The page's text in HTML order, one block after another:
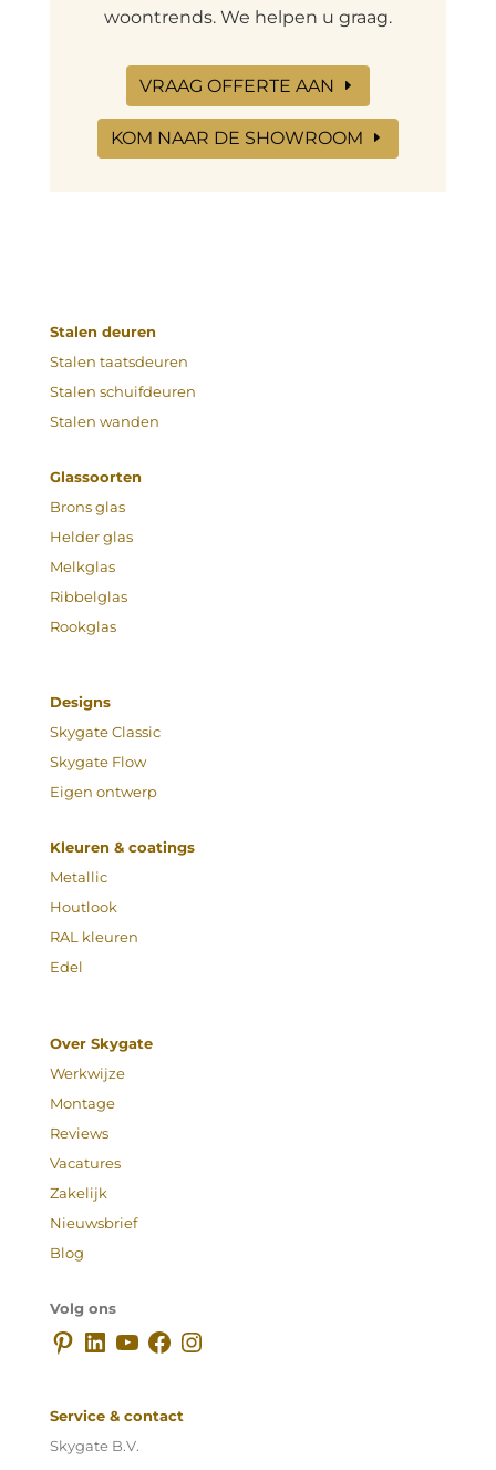
woontrends. We helpen u graag.
VRAAG OFFERTE AAN
KOM NAAR DE SHOWROOM
Stalen deuren
Stalen taatsdeuren
Stalen schuifdeuren
Stalen wanden
Glassoorten
Brons glas
Helder glas
Melkglas
Ribbelglas
Rookglas
Designs
Skygate Classic
Skygate Flow
Eigen ontwerp
Kleuren & coatings
Metallic
Houtlook
RAL kleuren
Edel
Over Skygate
Werkwijze
Montage
Reviews
Vacatures
Zakelijk
Nieuwsbrief
Blog
Volg ons
Pinterest
LinkedIn
YouTube
Facebook
Instagram
Service & contact
Skygate B.V.